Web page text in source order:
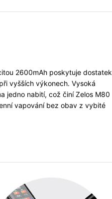
2600mAh poskytuje dostatek
vyšších výkonech. Vysoká
jedno nabití, což činí Zelos M80
vapování bez obav z vybité